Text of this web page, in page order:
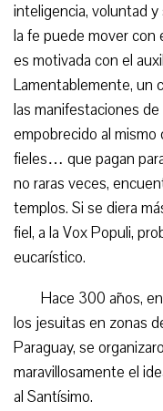
inteligencia, voluntad y
la fe puede mover con
es motivada con el
Lamentablemente, un
las manifestaciones
empobrecido al
fieles… que pagan
no raras veces,
templos. Si se diera
fiel, a la Vox Populi,
eucarístico.
Hace 300 años,
los jesuitas en zonas
Paraguay, se
maravillosamente el
al Santísimo.